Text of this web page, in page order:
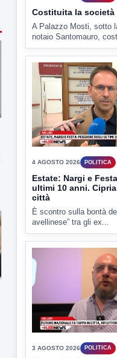
Costituita la società
A Palazzo Mosti, sotto
notaio Santomauro,
4 AGOSTO 2026 POLITICA
Estate: Nargi e
ultimi 10 anni.
città
È scontro sulla bontà
avellinese” tra gli ex...
3 AGOSTO 2026 POLITICA